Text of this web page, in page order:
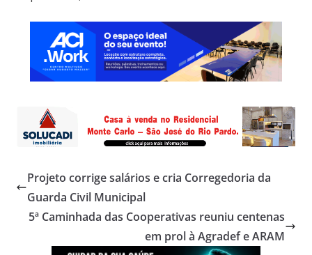
Projeto corrige salários e cria Corregedoria da
Guarda Civil Municipal
5ª Caminhada das Cooperativas reuniu centenas
em prol à Agradef e ARAM